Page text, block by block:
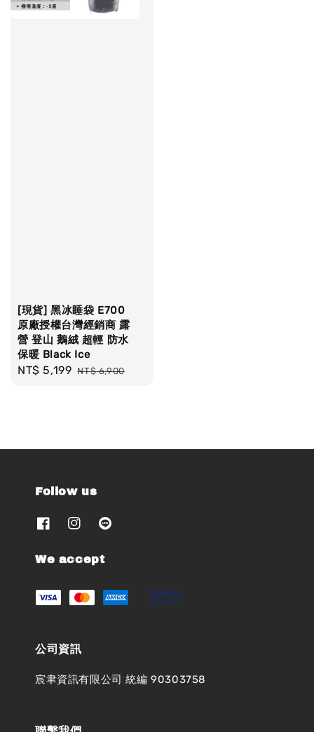
[現貨] 黑冰睡袋 E700
原廠授權台灣經銷商 露
營 登山 鵝絨 超輕 防水
保暖 Black Ice
Sale
NT$ 5,199 Regular
NT$ 6,900
Follow us
We accept
公司資訊
宸聿資訊有限公司 統編 90303758